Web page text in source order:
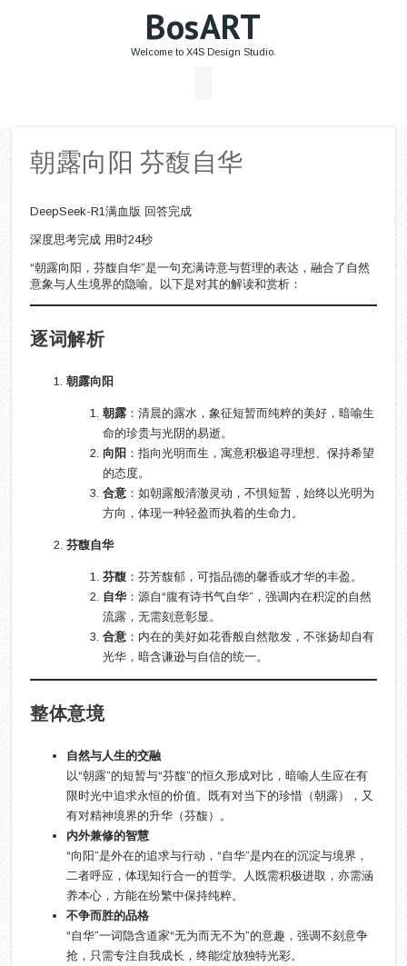
BosART
Welcome to X4S Design Studio.
朝露向阳 芬馥自华
DeepSeek-R1满血版 回答完成
深度思考完成 用时24秒
“朝露向阳，芬馥自华”是一句充满诗意与哲理的表达，融合了自然
意象与人生境界的隐喻。以下是对其的解读和赏析：
逐词解析
朝露向阳
朝露 ‌：清晨的露水，象征短暂而纯粹的美好，暗喻生
命的珍贵与光阴的易逝。
向阳 ‌：指向光明而生，寓意积极追寻理想、保持希望
的态度。
合意 ‌：如朝露般清澈灵动，不惧短暂，始终以光明为
方向，体现一种轻盈而执着的生命力。
芬馥自华
芬馥 ‌：芬芳馥郁，可指品德的馨香或才华的丰盈。
自华‌：源自“腹有诗书气自华”，强调内在积淀的自然
流露，无需刻意彰显。
合意 ‌：内在的美好如花香般自然散发，不张扬却自有
光华，暗含谦逊与自信的统一。
整体意境
自然与人生的交融
以“朝露”的短暂与“芬馥”的恒久形成对比，暗喻人生应在有
限时光中追求永恒的价值。既有对当下的珍惜（朝露），又
有对精神境界的升华（芬馥）。
内外兼修的智慧
“向阳”是外在的追求与行动，“自华”是内在的沉淀与境界，
二者呼应，体现知行合一的哲学。人既需积极进取，亦需涵
养本心，方能在纷繁中保持纯粹。
不争而胜的品格
“自华”一词隐含道家“无为而无不为”的意趣，强调不刻意争
抢，只需专注自我成长，终能绽放独特光彩。